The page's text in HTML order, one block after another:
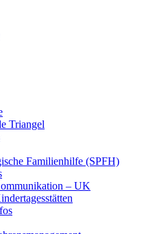
Triangel
Familienhilfe (SPFH)
– UK